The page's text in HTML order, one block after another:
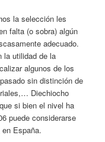
la selección les
falta (o sobra) algún
adecuado.
la utilidad de la
algunos de los
sin distinción de
Diechiocho
si bien el nivel ha
puede considerarse
España.